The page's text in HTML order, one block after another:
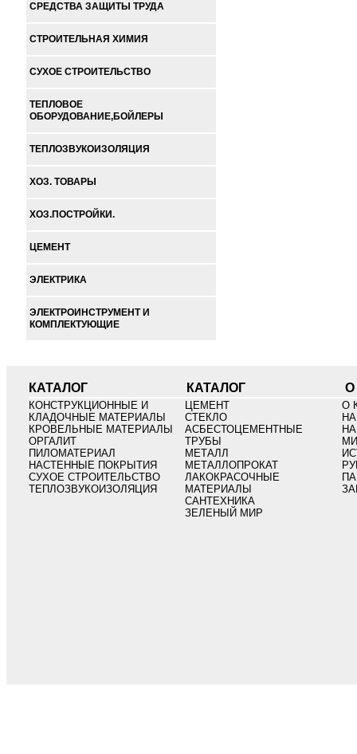
СРЕДСТВА ЗАЩИТЫ ТРУДА
СТРОИТЕЛЬНАЯ ХИМИЯ
СУХОЕ СТРОИТЕЛЬСТВО
ТЕПЛОВОЕ
ОБОРУДОВАНИЕ,БОЙЛЕРЫ
ТЕПЛОЗВУКОИЗОЛЯЦИЯ
ХОЗ. ТОВАРЫ
ХОЗ.ПОСТРОЙКИ.
ЦЕМЕНТ
ЭЛЕКТРИКА
ЭЛЕКТРОИНСТРУМЕНТ И
КОМПЛЕКТУЮЩИЕ
КАТАЛОГ КАТАЛОГ О
КОНСТРУКЦИОННЫЕ И
КЛАДОЧНЫЕ МАТЕРИАЛЫ
КРОВЕЛЬНЫЕ МАТЕРИАЛЫ
ОРГАЛИТ
ПИЛОМАТЕРИАЛ
НАСТЕННЫЕ ПОКРЫТИЯ
СУХОЕ СТРОИТЕЛЬСТВО
ТЕПЛОЗВУКОИЗОЛЯЦИЯ
ЦЕМЕНТ
СТЕКЛО
АСБЕСТОЦЕМЕНТНЫЕ
ТРУБЫ
МЕТАЛЛ
МЕТАЛЛОПРОКАТ
ЛАКОКРАСОЧНЫЕ
МАТЕРИАЛЫ
САНТЕХНИКА
ЗЕЛЕНЫЙ МИР
О